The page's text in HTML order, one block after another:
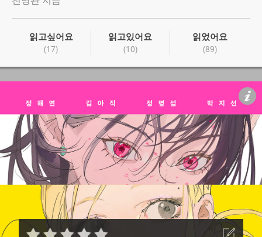
읽고싶어요
(17)
읽고있어요
(10)
읽었어요
(89)